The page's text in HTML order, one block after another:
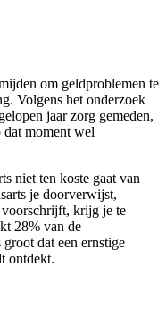
om geldproblemen te
Volgens het onderzoek
jaar zorg gemeden,
moment wel
niet ten koste gaat van
je doorverwijst,
krijg je te
28% van de
dat een ernstige
ontdekt.